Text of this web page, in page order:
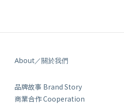
About／關於我們
品牌故事 Brand Story
商業合作 Cooperation